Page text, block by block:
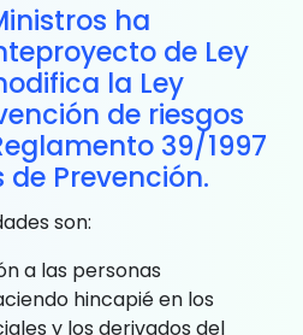
ha
de Ley
la Ley
de riesgos
39/1997
de Prevención.
son:
a las personas
hincapié en los
y los derivados del